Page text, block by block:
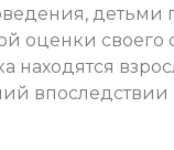
детьми
оценки своего